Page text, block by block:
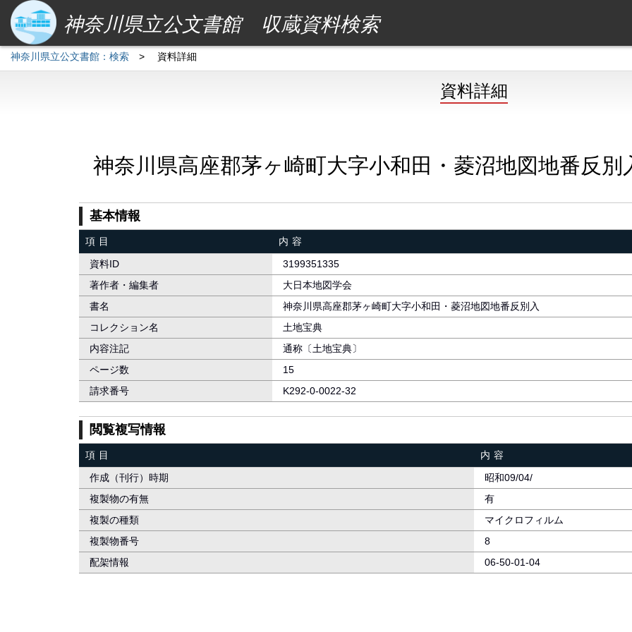
神奈川県立公文書館 収蔵資料検索
神奈川県立公文書館：検索 > 資料詳細
資料詳細
神奈川県高座郡茅ヶ崎町大字小和田・菱沼地図地番反別
基本情報
項目
内容
資料ID
3199351335
著作者・編集者
大日本地図学会
書名
神奈川県高座郡茅ヶ崎町大字小和田・菱沼地図地番反別入
コレクション名
土地宝典
内容注記
通称〔土地宝典〕
ページ数
15
請求番号
K292-0-0022-32
閲覧複写情報
項目
内容
作成（刊行）時期
昭和09/04/
複製物の有無
有
複製の種類
マイクロフィルム
複製物番号
8
配架情報
06-50-01-04